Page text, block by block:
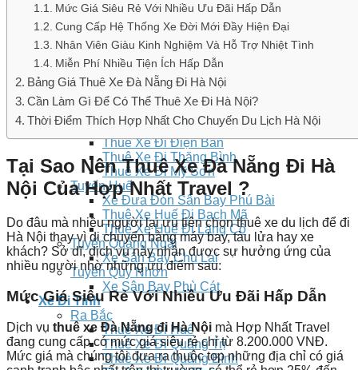
Thuê Xe Đi Hội An
Thuê Xe Đi Chùa Linh Ứng
Thuê Xe Đi Núi Thần Tài
Thuê Xe Đi Cù Lao Chàm
Thuê Xe Đi Hoà Phú Thành
Thuê Xe Đi Rừng Dừa 7 Mẫu
Thuê Xe Đi Bán Đảo Sơn Trà
Thuê Xe Đi Đại Lộc – Ái Nghĩa
Dịch Vụ Thuê Xe Đi Vĩnh Điện
Thuê Xe Đi Điện Bàn
Thuê Xe Đi Thăng Bình
Thuê Xe Đi Mỹ Sơn
Tuyến Huế
Xe Đưa Đón Sân Bay Phú Bài
Thuê Xe Huế Đi Bạch Mã
Thuê Xe Huế Đi Lăng Cô
Tuyến Quảng Ngãi
Xe Sân Bay Chu Lai
Tuyến Quy Nhơn
Xe Sân Bay Phù Cát
Xe Đi Tỉnh
Ra Bắc
Thuê Xe Đi Huế
Thuê Xe Đi Quảng Trị
Thuê Xe Đi Quảng Bình
Mức Giá Siêu Rẻ Với Nhiều Ưu Đãi Hấp Dẫn
Cung Cấp Hệ Thống Xe Đời Mới Đầy Hiện Đại
Nhân Viên Giàu Kinh Nghiệm Và Hỗ Trợ Nhiệt Tình
Miễn Phí Nhiều Tiện Ích Hấp Dẫn
Bảng Giá Thuê Xe Đà Nẵng Đi Hà Nội
Cần Làm Gì Để Có Thể Thuê Xe Đi Hà Nội?
Thời Điểm Thích Hợp Nhất Cho Chuyến Du Lịch Hà Nội
Tại Sao Nên Thuê Xe Đà Nẵng Đi Hà
Nội Của Hợp Nhất Travel ?
Do đâu mà nhiều người lại ưu tiên chọn thuê xe du lịch để đi
Hà Nội thay vì di chuyển bằng máy bay, tàu lửa hay xe
khách? Sở dĩ, dịch vụ này nhận được sự hưởng ứng của
nhiều người nhờ những ưu điểm sau:
Mức Giá Siêu Rẻ Với Nhiều Ưu Đãi Hấp Dẫn
Dịch vụ thuê xe Đà Nẵng đi Hà Nội mà Hợp Nhất Travel
đang cung cấp có mức giá siêu rẻ chỉ từ 8.200.000 VNĐ.
Mức giá mà chúng tôi đưa ra thuộc top những địa chỉ có giá